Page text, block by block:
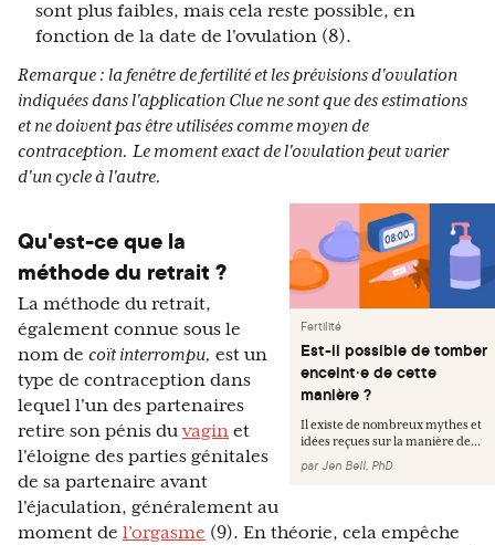
sont plus faibles, mais cela reste possible, en
fonction de la date de l'ovulation (8).
Remarque : la fenêtre de fertilité et les prévisions d'ovulation
indiquées dans l'application Clue ne sont que des estimations
et ne doivent pas être utilisées comme moyen de
contraception. Le moment exact de l'ovulation peut varier
d'un cycle à l'autre.
Fertilité
Est-il possible de tomber
enceint·e de cette
manière ?
Il existe de nombreux mythes et
idées reçues sur la manière de...
parJen Bell, PhD
Qu'est-ce que la
méthode du retrait ?
La méthode du retrait,
également connue sous le
nom de coït interrompu, est un
type de contraception dans
lequel l'un des partenaires
retire son pénis duvagin et
l'éloigne des parties génitales
de sa partenaire avant
l'éjaculation, généralement au
moment de l’orgasme (9). En théorie, cela empêche